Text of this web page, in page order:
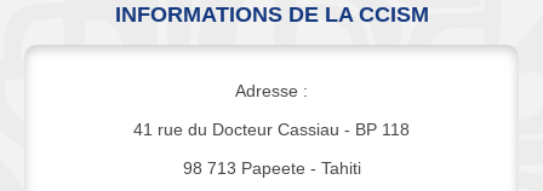
INFORMATIONS DE LA CCISM
Adresse :
41 rue du Docteur Cassiau - BP 118
98 713 Papeete - Tahiti